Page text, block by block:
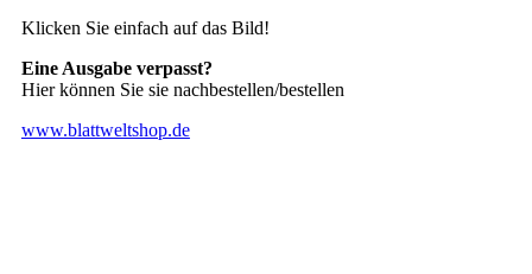
Klicken Sie einfach auf das Bild!
Eine Ausgabe verpasst?
Hier können Sie sie nachbestellen/bestellen
www.blattweltshop.de